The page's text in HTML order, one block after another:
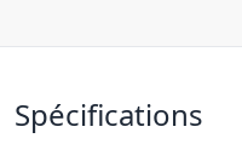
Spécifications